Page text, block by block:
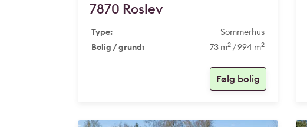
7870 Roslev
Type:
Sommerhus
Bolig / grund:
73 m2 / 994 m2